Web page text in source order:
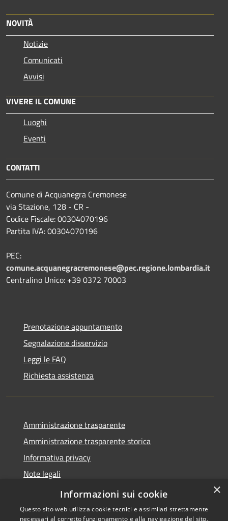
NOVITÀ
Notizie
Comunicati
Avvisi
VIVERE IL COMUNE
Luoghi
Eventi
CONTATTI
Comune di Acquanegra Cremonese
via Stazione, 128 - CR -
Codice Fiscale: 00304070196
Partita IVA: 00304070196
PEC:
comune.acquanegracremonese@pec.regione.lombardia.it
Centralino Unico: +39 0372 70003
Prenotazione appuntamento
Segnalazione disservizio
Leggi le FAQ
Richiesta assistenza
Amministrazione trasparente
Amministrazione trasparente storica
Informativa privacy
Note legali
Dichiarazione di accessibilità
×
Informazioni sui cookie
Questo sito web utilizza cookie tecnici e assimilati strettamente
necessari al corretto funzionamento e alla navigazione del sito,